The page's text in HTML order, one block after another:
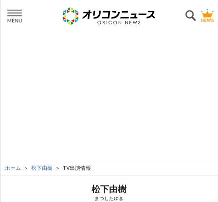
ホーム 松下由樹 TV出演情報
松下由樹
まつしたゆき